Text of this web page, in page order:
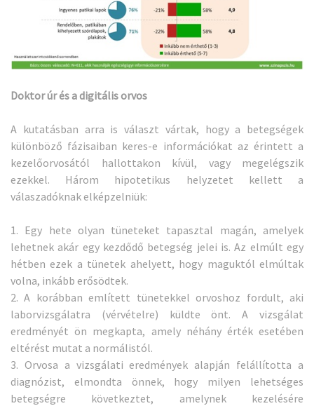
Doktor úr és a digitális orvos
A kutatásban arra is választ vártak, hogy a betegségek
különböző fázisaiban keres-e információkat az érintett a
kezelőorvosától hallottakon kívül, vagy megelégszik
ezekkel. Három hipotetikus helyzetet kellett a
válaszadóknak elképzelniük:
1. Egy hete olyan tüneteket tapasztal magán, amelyek
lehetnek akár egy kezdődő betegség jelei is. Az elmúlt egy
hétben ezek a tünetek ahelyett, hogy maguktól elmúltak
volna, inkább erősödtek.
2. A korábban említett tünetekkel orvoshoz fordult, aki
laborvizsgálatra (vérvételre) küldte önt. A vizsgálat
eredményét ön megkapta, amely néhány érték esetében
eltérést mutat a normálistól.
3. Orvosa a vizsgálati eredmények alapján felállította a
diagnózist, elmondta önnek, hogy milyen lehetséges
betegségre következtet, amelynek kezelésére